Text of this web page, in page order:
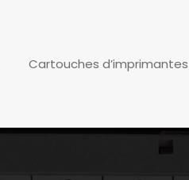
Cartouches d’imprimantes